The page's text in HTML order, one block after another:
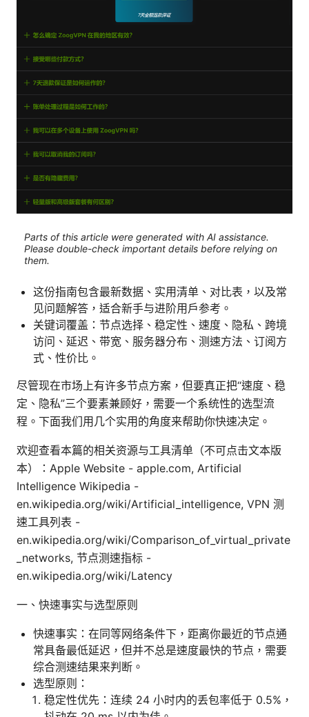
Parts of this article were generated with AI assistance.
Please double-check important details before relying on
them.
这份指南包含最新数据、实用清单、对比表，以及常
见问题解答，适合新手与进阶用户参考。
关键词覆盖：节点选择、稳定性、速度、隐私、跨境
访问、延迟、带宽、服务器分布、测速方法、订阅方
式、性价比。
尽管现在市场上有许多节点方案，但要真正把“速度、稳
定、隐私”三个要素兼顾好，需要一个系统性的选型流
程。下面我们用几个实用的角度来帮助你快速决定。
欢迎查看本篇的相关资源与工具清单（不可点击文本版
本）：Apple Website - apple.com, Artificial
Intelligence Wikipedia -
en.wikipedia.org/wiki/Artificial_intelligence, VPN 测
速工具列表 -
en.wikipedia.org/wiki/Comparison_of_virtual_private
_networks, 节点测速指标 -
en.wikipedia.org/wiki/Latency
一、快速事实与选型原则
快速事实：在同等网络条件下，距离你最近的节点通
常具备最低延迟，但并不总是速度最快的节点，需要
综合测速结果来判断。
选型原则：
稳定性优先：连续 24 小时内的丢包率低于 0.5%，